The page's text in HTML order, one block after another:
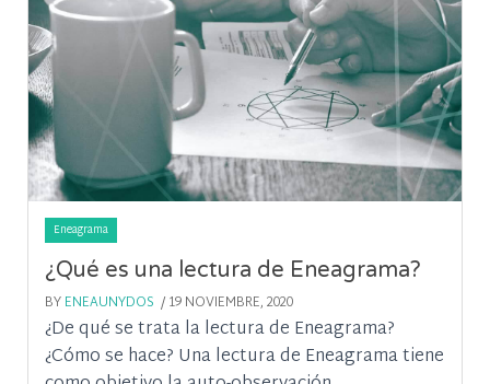
Eneagrama
¿Qué es una lectura de Eneagrama?
BYENEAUNYDOS / 19 NOVIEMBRE, 2020
¿De qué se trata la lectura de Eneagrama?
¿Cómo se hace? Una lectura de Eneagrama tiene